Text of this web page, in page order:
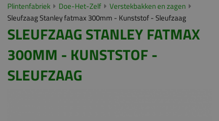
Plintenfabriek Doe-Het-Zelf
Verstekbakken en zagen
Sleufzaag Stanley fatmax 300mm - Kunststof - Sleufzaag
SLEUFZAAG STANLEY FATMAX
300MM - KUNSTSTOF -
SLEUFZAAG